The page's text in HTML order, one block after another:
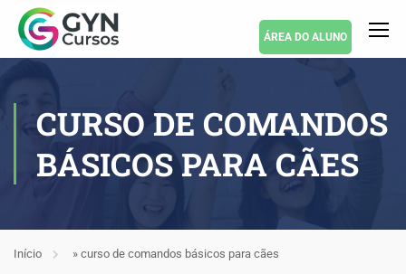
ÁREA DO ALUNO
CURSO DE COMANDOS
BÁSICOS PARA CÃES
Início » curso de comandos básicos para cães